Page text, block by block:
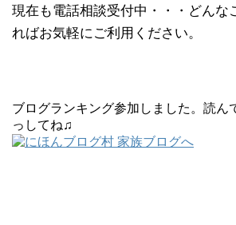
現在も電話相談受付中・・・どんな
ればお気軽にご利用ください。
ブログランキング参加しました。読ん
っしてね♫